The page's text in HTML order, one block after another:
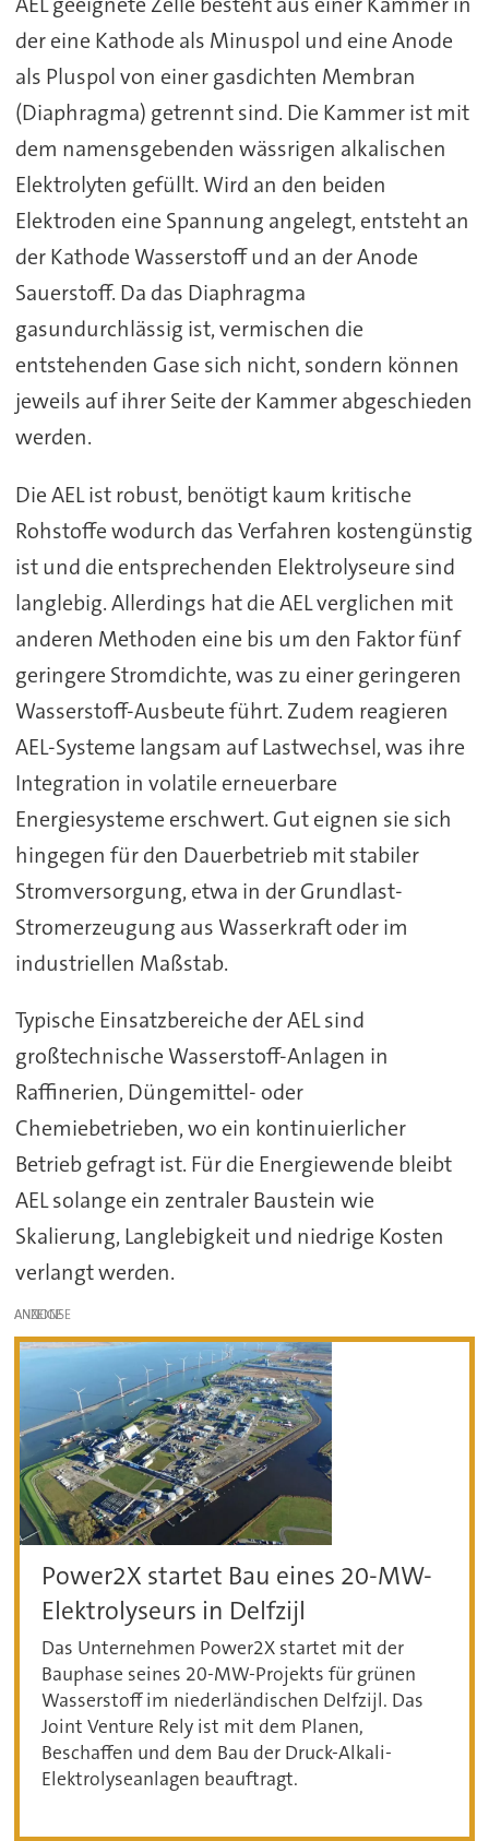
der eine Kathode als Minuspol und eine Anode
als Pluspol von einer gasdichten Membran
(Diaphragma) getrennt sind. Die Kammer ist mit
dem namensgebenden wässrigen alkalischen
Elektrolyten gefüllt. Wird an den beiden
Elektroden eine Spannung angelegt, entsteht an
der Kathode Wasserstoff und an der Anode
Sauerstoff. Da das Diaphragma
gasundurchlässig ist, vermischen die
entstehenden Gase sich nicht, sondern können
jeweils auf ihrer Seite der Kammer abgeschieden
werden.
Die AEL ist robust, benötigt kaum kritische
Rohstoffe wodurch das Verfahren kostengünstig
ist und die entsprechenden Elektrolyseure sind
langlebig. Allerdings hat die AEL verglichen mit
anderen Methoden eine bis um den Faktor fünf
geringere Stromdichte, was zu einer geringeren
Wasserstoff-Ausbeute führt. Zudem reagieren
AEL-Systeme langsam auf Lastwechsel, was ihre
Integration in volatile erneuerbare
Energiesysteme erschwert. Gut eignen sie sich
hingegen für den Dauerbetrieb mit stabiler
Stromversorgung, etwa in der Grundlast-
Stromerzeugung aus Wasserkraft oder im
industriellen Maßstab.
Typische Einsatzbereiche der AEL sind
großtechnische Wasserstoff-Anlagen in
Raffinerien, Düngemittel- oder
Chemiebetrieben, wo ein kontinuierlicher
Betrieb gefragt ist. Für die Energiewende bleibt
AEL solange ein zentraler Baustein wie
Skalierung, Langlebigkeit und niedrige Kosten
verlangt werden.
ANZEIGE
Power2X startet Bau eines 20-MW-
Elektrolyseurs in Delfzijl
Das Unternehmen Power2X startet mit der
Bauphase seines 20-MW-Projekts für grünen
Wasserstoff im niederländischen Delfzijl. Das
Joint Venture Rely ist mit dem Planen,
Beschaffen und dem Bau der Druck-Alkali-
Elektrolyseanlagen beauftragt.